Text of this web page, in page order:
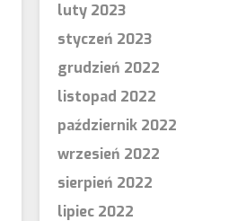
luty 2023
styczeń 2023
grudzień 2022
listopad 2022
październik 2022
wrzesień 2022
sierpień 2022
lipiec 2022